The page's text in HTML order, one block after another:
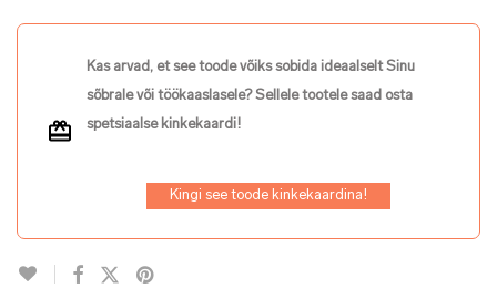
Kas arvad, et see toode võiks sobida ideaalselt Sinu
sõbrale või töökaaslasele? Sellele tootele saad osta
spetsiaalse kinkekaardi!
Kingi see toode kinkekaardina!